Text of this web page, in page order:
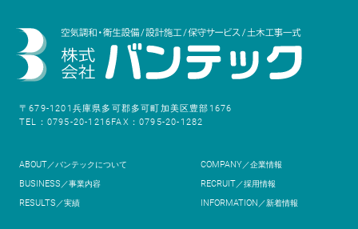
〒679-1201 兵庫県多可郡多可町加美区豊部1676
TEL：0795-20-1216FAX：0795-20-1282
ABOUT／バンテックについて COMPANY／企業情報
BUSINESS ／事業内容 RECRUIT／採用情報
RESULTS ／実績 INFORMATION ／新着情報